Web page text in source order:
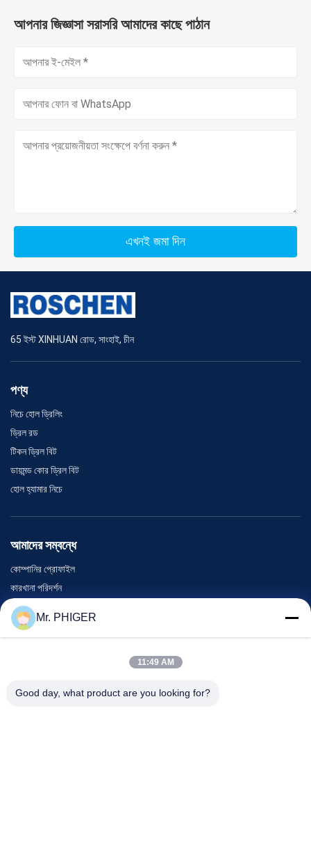
আপনার জিজ্ঞাসা সরাসরি আমাদের কাছে পাঠান
এখনই জমা দিন
65 ইস্ট XINHUAN রোড, সাংহাই, চীন
পণ্য
নিচে হোল ড্রিলিং
ড্রিল রড
টিকন ড্রিল বিট
ডায়মন্ড কোর ড্রিল বিট
হোল হ্যামার নিচে
আমাদের সম্বন্ধে
কোম্পানির প্রোফাইল
কারখানা পরিদর্শন
গুণমান নিয়ন্ত্রণ
সাইট ম্যাপ
ঘটনা
Mr. PHIGER
11:49 AM
Good day, what product are you looking for?